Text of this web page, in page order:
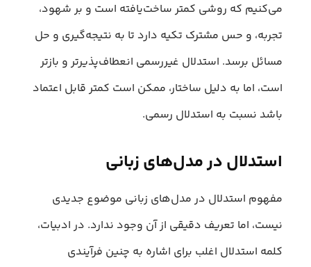
می‌کنیم که روشی کمتر ساخت‌یافته است و بر شهود،
تجربه، و حس مشترک تکیه دارد تا به نتیجه‌گیری و حل
مسائل برسد. استدلال غیررسمی انعطاف‌پذیرتر و بازتر
است، اما به دلیل ساختار، ممکن است کمتر قابل اعتماد
باشد نسبت به استدلال رسمی.
استدلال در مدل‌های زبانی
مفهوم استدلال در مدل‌های زبانی موضوع جدیدی
نیست، اما تعریف دقیقی از آن وجود ندارد. در ادبیات،
کلمه استدلال اغلب برای اشاره به چنین فرآیندی